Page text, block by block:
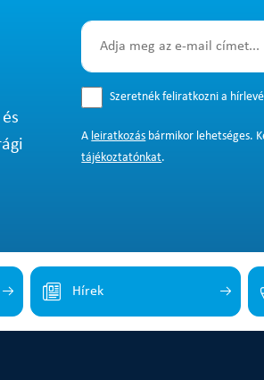
Szeretnék feliratkozni a
A leiratkozás bármikor lehetséges.
tájékoztatónkat.
Hírek